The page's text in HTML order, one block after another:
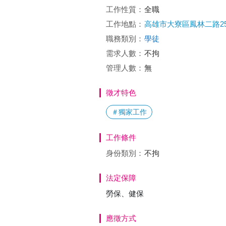
工作性質： 全職
工作地點： 高雄市大寮區鳳林二路
職務類別： 學徒
需求人數： 不拘
管理人數： 無
徵才特色
＃獨家工作
工作條件
身份類別： 不拘
法定保障
勞保、健保
應徵方式